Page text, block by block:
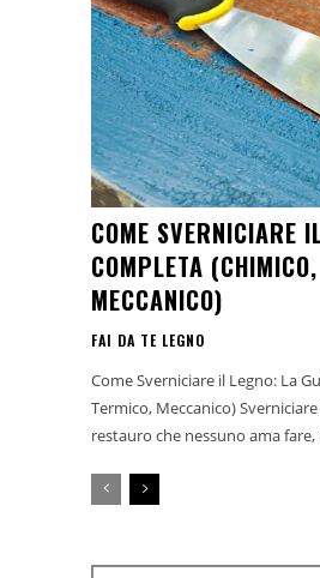
COME SVERNICIARE
COMPLETA
MECCANICO)
FAI DA TE LEGNO
Come Sverniciare il Legno: La
Termico, Meccanico) Sverniciare è una di quelle operazioni di
restauro che nessuno ama fare,